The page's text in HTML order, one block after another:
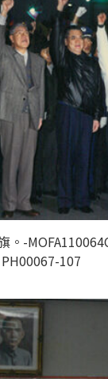
。-
PH00067-107